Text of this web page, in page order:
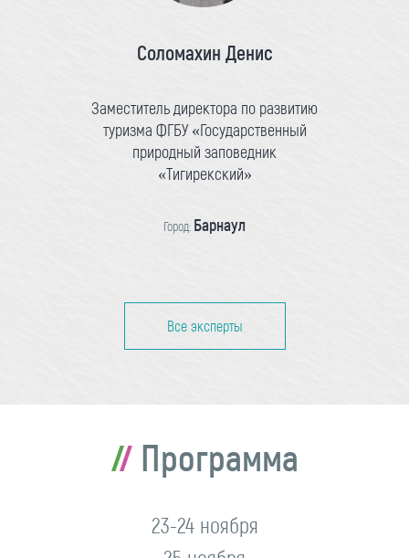
Соломахин Денис
Заместитель директора по развитию
туризма ФГБУ «Государственный
природный заповедник
«Тигирекский»
Город: Барнаул
Все эксперты
Программа
23-24 ноября